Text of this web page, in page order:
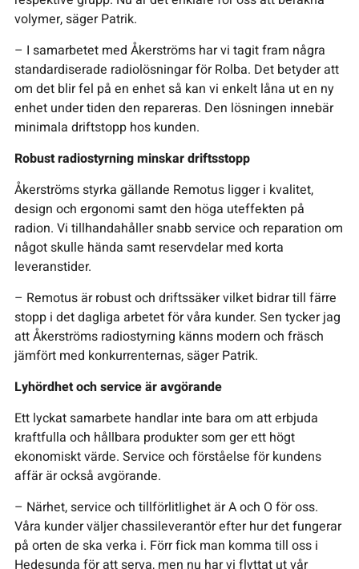
volymer, säger Patrik.
– I samarbetet med Åkerströms har vi tagit fram några
standardiserade radiolösningar för Rolba. Det betyder att
om det blir fel på en enhet så kan vi enkelt låna ut en ny
enhet under tiden den repareras. Den lösningen innebär
minimala driftstopp hos kunden.
Robust radiostyrning minskar driftsstopp
Åkerströms styrka gällande Remotus ligger i kvalitet,
design och ergonomi samt den höga uteffekten på
radion. Vi tillhandahåller snabb service och reparation om
något skulle hända samt reservdelar med korta
leveranstider.
– Remotus är robust och driftssäker vilket bidrar till färre
stopp i det dagliga arbetet för våra kunder. Sen tycker jag
att Åkerströms radiostyrning känns modern och fräsch
jämfört med konkurrenternas, säger Patrik.
Lyhördhet och service är avgörande
Ett lyckat samarbete handlar inte bara om att erbjuda
kraftfulla och hållbara produkter som ger ett högt
ekonomiskt värde. Service och förståelse för kundens
affär är också avgörande.
– Närhet, service och tillförlitlighet är A och O för oss.
Våra kunder väljer chassileverantör efter hur det fungerar
på orten de ska verka i. Förr fick man komma till oss i
Hedesunda för att serva, men nu har vi flyttat ut vår